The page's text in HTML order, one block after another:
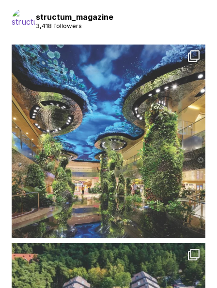
structum_magazine
3,418 followers